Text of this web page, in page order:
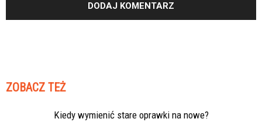
ZOBACZ TEŻ
Kiedy wymienić stare oprawki na nowe?